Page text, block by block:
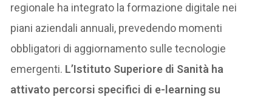
regionale ha integrato la formazione digitale nei
piani aziendali annuali, prevedendo momenti
obbligatori di aggiornamento sulle tecnologie
emergenti. L’Istituto Superiore di Sanità ha
attivato percorsi specifici di e-learning su